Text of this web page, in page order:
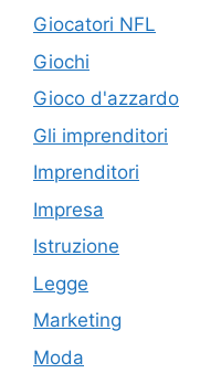
Giocatori NFL
Giochi
Gioco d'azzardo
Gli imprenditori
Imprenditori
Impresa
Istruzione
Legge
Marketing
Moda